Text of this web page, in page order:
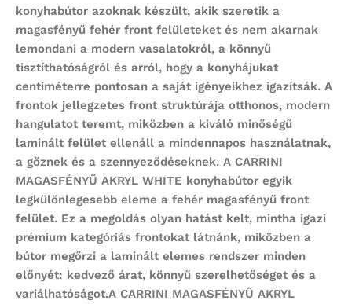
konyhabútor azoknak készült, akik szeretik a
magasfényű fehér front felületeket és nem akarnak
lemondani a modern vasalatokról, a könnyű
tisztíthatóságról és arról, hogy a konyhájukat
centiméterre pontosan a saját igényeikhez igazítsák. A
frontok jellegzetes front struktúrája otthonos, modern
hangulatot teremt, miközben a kiváló minőségű
laminált felület ellenáll a mindennapos használatnak,
a gőznek és a szennyeződéseknek. A CARRINI
MAGASFÉNYŰ AKRYL WHITE konyhabútor egyik
legkülönlegesebb eleme a fehér magasfényű front
felület. Ez a megoldás olyan hatást kelt, mintha igazi
prémium kategóriás frontokat látnánk, miközben a
bútor megőrzi a laminált elemes rendszer minden
előnyét: kedvező árat, könnyű szerelhetőséget és a
variálhatóságot.A CARRINI MAGASFÉNYŰ AKRYL